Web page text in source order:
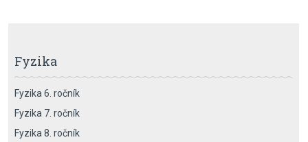
Fyzika
Fyzika 6. ročník
Fyzika 7. ročník
Fyzika 8. ročník